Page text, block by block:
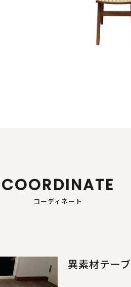
COORDINATE
コーディネート
異素材テー